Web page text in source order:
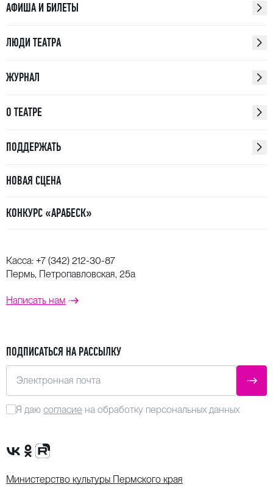
АФИША И БИЛЕТЫ
ЛЮДИ ТЕАТРА
ЖУРНАЛ
О ТЕАТРЕ
ПОДДЕРЖАТЬ
НОВАЯ СЦЕНА
КОНКУРС «АРАБЕСК»
Касса: +7 (342) 212-30-87
Пермь, Петропавловская, 25а
Написать нам
ПОДПИСАТЬСЯ НА РАССЫЛКУ
Электронная почта
Я даю согласие на обработку персональных данных
Сообщество VK
Группа в одноклассниках
Канал Rutube
Министерство культуры Пермского края